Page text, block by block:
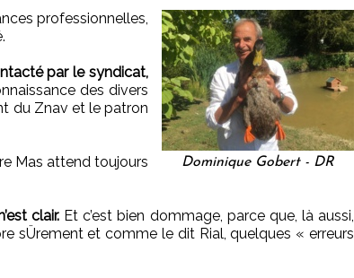
Dominique Gobert - DR
professionnelles,
par le syndicat,
des divers
du Znav et le patron
Mas attend toujours
clair. Et c’est bien dommage, parce que, là aussi,
sÜrement et comme le dit Rial, quelques « erreurs